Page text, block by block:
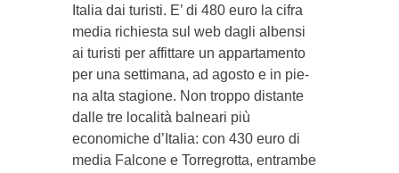
Italia dai tu­risti. E’ di 480 euro la cifra
me­dia richiesta sul web dagli albensi
ai turisti per affittare un appartamento
per una settimana, ad agosto e in pie­
na alta stagione. Non troppo distante
dalle tre località balneari più
economiche d’Italia: con 430 euro di
media Falcone e Torre­grotta, entrambe